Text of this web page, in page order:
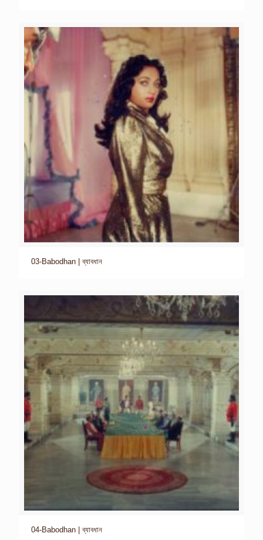
03-Babodhan | ব্যাবধান
04-Babodhan | ব্যাবধান